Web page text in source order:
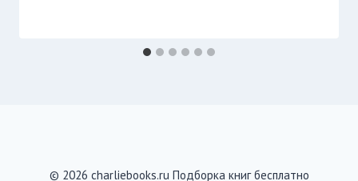
© 2026 charliebooks.ru Подборка книг бесплатно